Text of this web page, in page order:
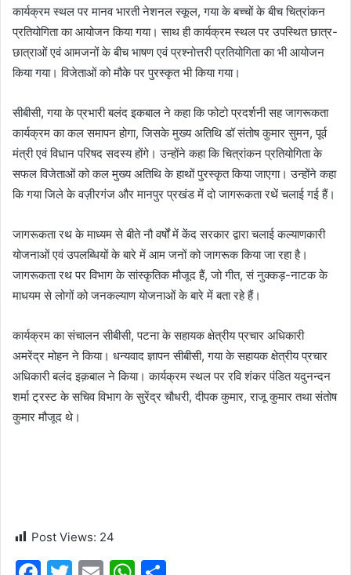
कार्यक्रम स्थल पर मानव भारती नेशनल स्कूल, गया के बच्चों के बीच चित्रांकन
प्रतियोगिता का आयोजन किया गया। साथ ही कार्यक्रम स्थल पर उपस्थित छात्र-
छात्राओं एवं आमजनों के बीच भाषण एवं प्रश्नोत्तरी प्रतियोगिता का भी आयोजन
किया गया। विजेताओं को मौके पर पुरस्कृत भी किया गया।
सीबीसी, गया के प्रभारी बलंद इकबाल ने कहा कि फोटो प्रदर्शनी सह जागरूकता
कार्यक्रम का कल समापन होगा, जिसके मुख्य अतिथि डॉ संतोष कुमार सुमन, पूर्व
मंत्री एवं विधान परिषद सदस्य होंगे। उन्होंने कहा कि चित्रांकन प्रतियोगिता के
सफल विजेताओं को कल मुख्य अतिथि के हाथों पुरस्कृत किया जाएगा। उन्होंने कहा
कि गया जिले के वज़ीरगंज और मानपुर प्रखंड में दो जागरूकता रथें चलाई गई हैं।
जागरूकता रथ के माध्यम से बीते नौ वर्षों में केंद सरकार द्वारा चलाई कल्याणकारी
योजनाओं एवं उपलब्धियों के बारे में आम जनों को जागरूक किया जा रहा है।
जागरूकता रथ पर विभाग के सांस्कृतिक मौजूद हैं, जो गीत, सं नुक्कड़-नाटक के
माधयम से लोगों को जनकल्याण योजनाओं के बारे में बता रहे हैं।
कार्यक्रम का संचालन सीबीसी, पटना के सहायक क्षेत्रीय प्रचार अधिकारी
अमरेंद्र मोहन ने किया। धन्यवाद ज्ञापन सीबीसी, गया के सहायक क्षेत्रीय प्रचार
अधिकारी बलंद इक़बाल ने किया। कार्यक्रम स्थल पर रवि शंकर पंडित यदुनन्दन
शर्मा ट्रस्ट के सचिव विभाग के सुरेंद्र चौधरी, दीपक कुमार, राजू कुमार तथा संतोष
कुमार मौजूद थे।
Post Views: 24